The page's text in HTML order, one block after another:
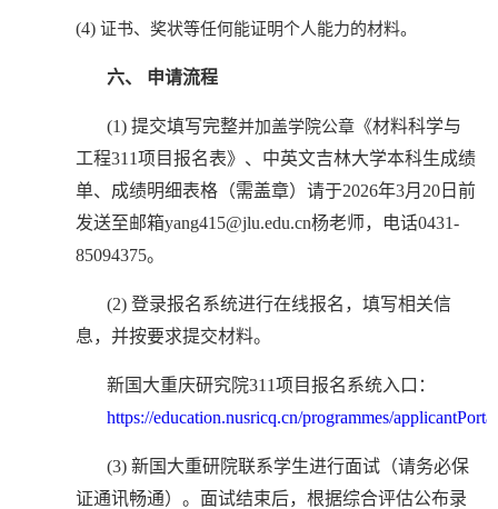
(4) 证书、奖状等任何能证明个人能力的材料。
六、 申请流程
(1) 提交填写完整并加盖学院公章 《材料科学与
工程311项目报名表》 、中英文吉林大学本科生成绩
单、成绩明细表格（需盖章）请于2026年3月20日前
发送至邮箱yang415@jlu.edu.cn杨老师，电话0431-
85094375。
(2) 登录报名系统进行在线报名，填写相关信
息，并按要求提交材料。
新国大重庆研究院311项目报名系统入口：
https://education.nusricq.cn/programmes/
(3) 新国大重研院联系学生进行面试（请务必保
证通讯畅通）。面试结束后，根据综合评估公布录